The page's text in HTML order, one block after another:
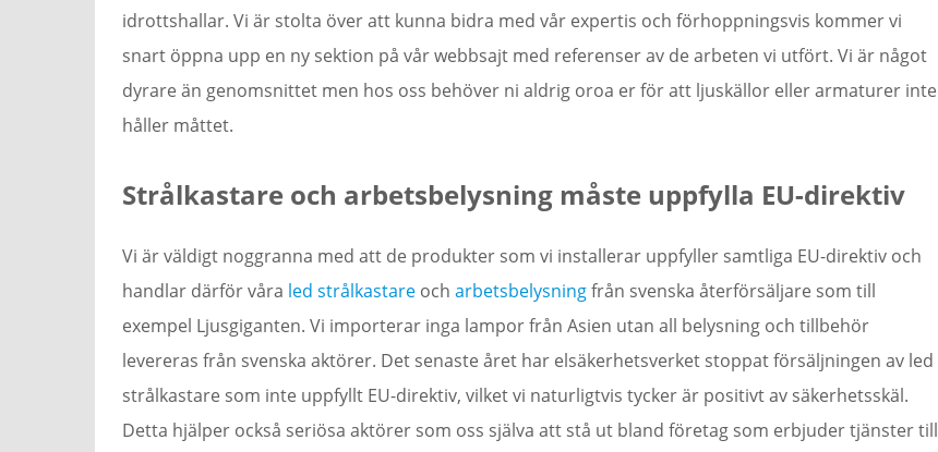
idrottshallar. Vi är stolta över att kunna bidra med vår expertis och förhoppningsvis kommer vi
snart öppna upp en ny sektion på vår webbsajt med referenser av de arbeten vi utfört. Vi är något
dyrare än genomsnittet men hos oss behöver ni aldrig oroa er för att ljuskällor eller armaturer inte
håller måttet.
Strålkastare och arbetsbelysning måste uppfylla EU-direktiv
Vi är väldigt noggranna med att de produkter som vi installerar uppfyller samtliga EU-direktiv och
handlar därför våra led strålkastare och arbetsbelysningfrån svenska återförsäljare som till
exempel Ljusgiganten. Vi importerar inga lampor från Asien utan all belysning och tillbehör
levereras från svenska aktörer. Det senaste året har elsäkerhetsverket stoppat försäljningen av led
strålkastare som inte uppfyllt EU-direktiv, vilket vi naturligtvis tycker är positivt av säkerhetsskäl.
Detta hjälper också seriösa aktörer som oss själva att stå ut bland företag som erbjuder tjänster till